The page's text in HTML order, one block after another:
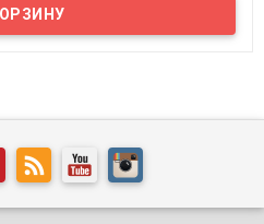
универсальных VR очков для
и это отличное
диапазона.